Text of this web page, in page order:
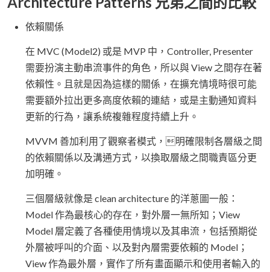
依賴關係
在 MVC (Model2) 或是 MVP 中，Controller, Presenter
需要扮演主動串流事件的角色，所以與 View 之間存在著
依賴性。且就是因為這樣的關係，在擴充情境時很可能
需要額外拉出更多高度依賴的連結，或是主動通知資料
更新的行為，讓系統複雜程度持續上升。
MVVM 善加利用了觀察者模式，明確限制各層級之間
的依賴關係以及溝通方式，以換取層級之間職責區分更
加明確。
三個層級就像是 clean architecture 的洋蔥圖一般：
Model 作為最核心的存在，對外層一無所知；View
Model 層定義了各種使用情境以及其串流，包括預期從
外層被呼叫的介面、以及對內層需要依賴的 Model；
View 作為最外層，實作了所有畫面顯示和使用者輸入的